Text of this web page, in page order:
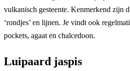
vulkanisch gesteente. Kenmerkend zijn
‘rondjes’ en lijnen. Je vindt ook
pockets, agaat en chalcedoon.
Luipaard jaspis